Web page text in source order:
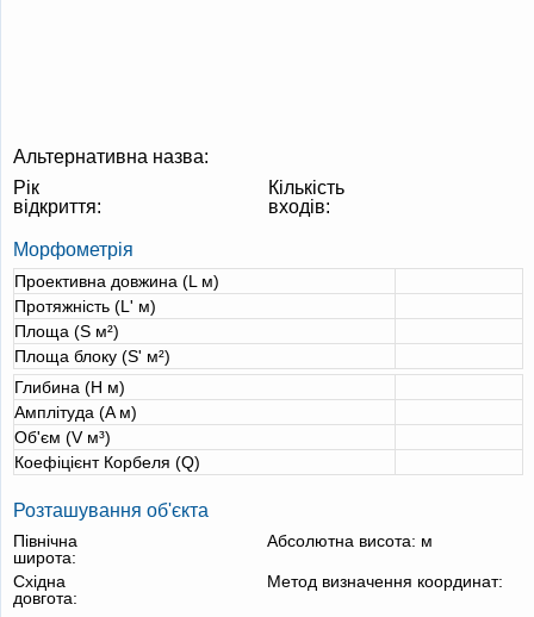
Альтернативна назва:
Рік
відкриття:
Кількість
входів:
Морфометрія
Проективна довжина (L м)
Протяжність (L' м)
Площа (S м²)
Площа блоку (S' м²)
Глибина (H м)
Амплітуда (A м)
Об'єм (V м³)
Коефіцієнт Корбеля (Q)
Розташування об'єкта
Північна
широта:
Абсолютна висота: м
Східна
довгота:
Метод визначення координат: